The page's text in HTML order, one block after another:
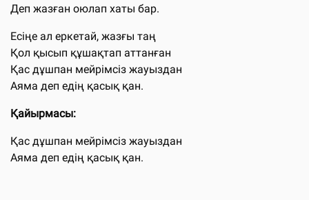
Деп жазған оюлап хаты бар.
Есіңе ал еркетай, жазғы таң
Қол қысып құшақтап аттанған
Қас дұшпан мейрімсіз жауыздан
Аяма деп едің қасық қан.
Қайырмасы:
Қас дұшпан мейрімсіз жауыздан
Аяма деп едің қасық қан.